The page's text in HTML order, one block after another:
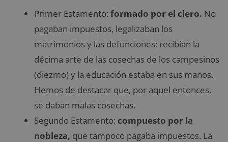
Primer Estamento: formado por el clero. No
pagaban impuestos, legalizaban los
matrimonios y las defunciones; recibían la
décima arte de las cosechas de los campesinos
(diezmo) y la educación estaba en sus manos.
Hemos de destacar que, por aquel entonces,
se daban malas cosechas.
Segundo Estamento: compuesto por la
nobleza, que tampoco pagaba impuestos. La